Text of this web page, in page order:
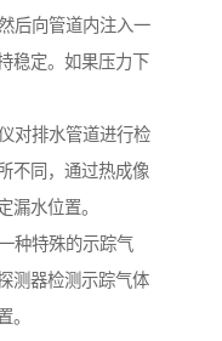
后向管道内注入一
稳定。如果压力下
对排水管道进行检
不同，通过热成像
漏水位置。
种特殊的示踪气
测器检测示踪气体
。